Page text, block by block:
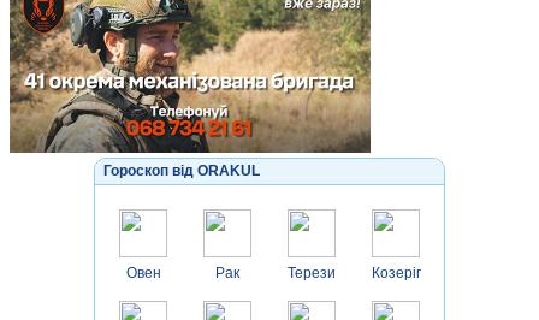
Гороскоп від ORAKUL
Овен Рак Терези Козеріг